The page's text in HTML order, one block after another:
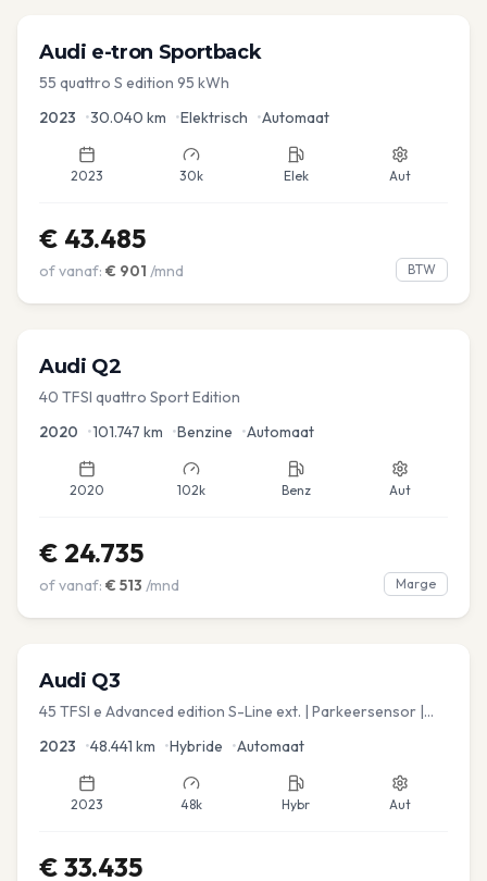
Audi e-tron Sportback
55 quattro S edition 95 kWh
2023 •30.040 km •Elektrisch •Automaat
2023 30k Elek Aut
€ 43.485
of vanaf: € 901 /mnd BTW
Audi Q2
40 TFSI quattro Sport Edition
2020 •101.747 km •Benzine •Automaat
2020 102k Benz Aut
€ 24.735
of vanaf: € 513 /mnd Marge
Audi Q3
45 TFSI e Advanced edition S-Line ext. | Parkeersensor |
2023 •48.441 km •Hybride •Automaat
2023 48k Hybr Aut
€ 33.435